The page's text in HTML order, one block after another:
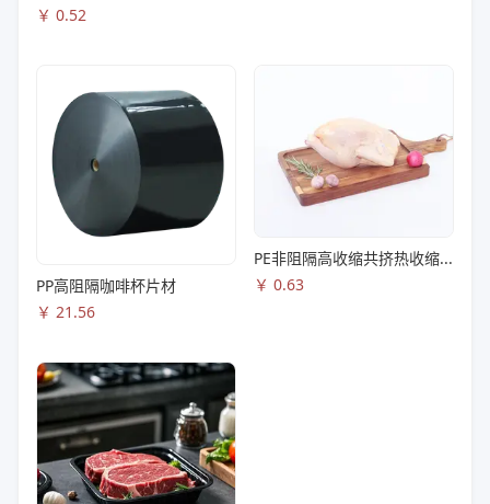
￥ 0.52
PP高阻隔咖啡杯片材
￥ 21.56
PE非阻隔高收缩共挤热收缩膜S83
￥ 0.63